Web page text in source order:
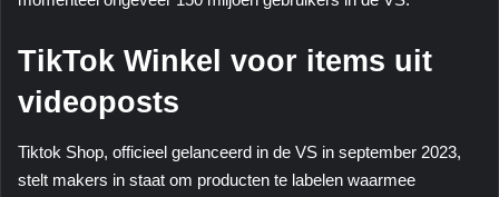
TikTok Winkel voor items uit
videoposts
Tiktok Shop, officieel gelanceerd in de VS in september 2023,
stelt makers in staat om producten te labelen waarmee